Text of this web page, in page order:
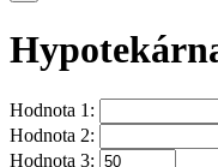
Hodnota 1:
Hodnota 2:
Hodnota 3: